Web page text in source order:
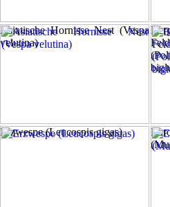
Asiatische Hornisse Nest (Vespa
velutina)
Erzwespe (Leucospis gigas)